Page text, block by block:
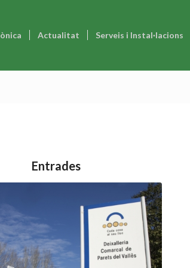
Actualitat Serveis i Instal·lacions
Entrades